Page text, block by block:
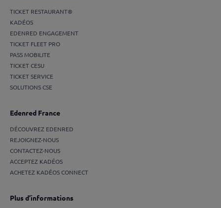
TICKET RESTAURANT®
KADÉOS
EDENRED ENGAGEMENT
TICKET FLEET PRO
PASS MOBILITE
TICKET CESU
TICKET SERVICE
SOLUTIONS CSE
Edenred France
DÉCOUVREZ EDENRED
REJOIGNEZ-NOUS
CONTACTEZ-NOUS
ACCEPTEZ KADÉOS
ACHETEZ KADÉOS CONNECT
Plus d’informations